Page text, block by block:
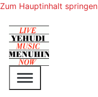
Zum Hauptinhalt springen